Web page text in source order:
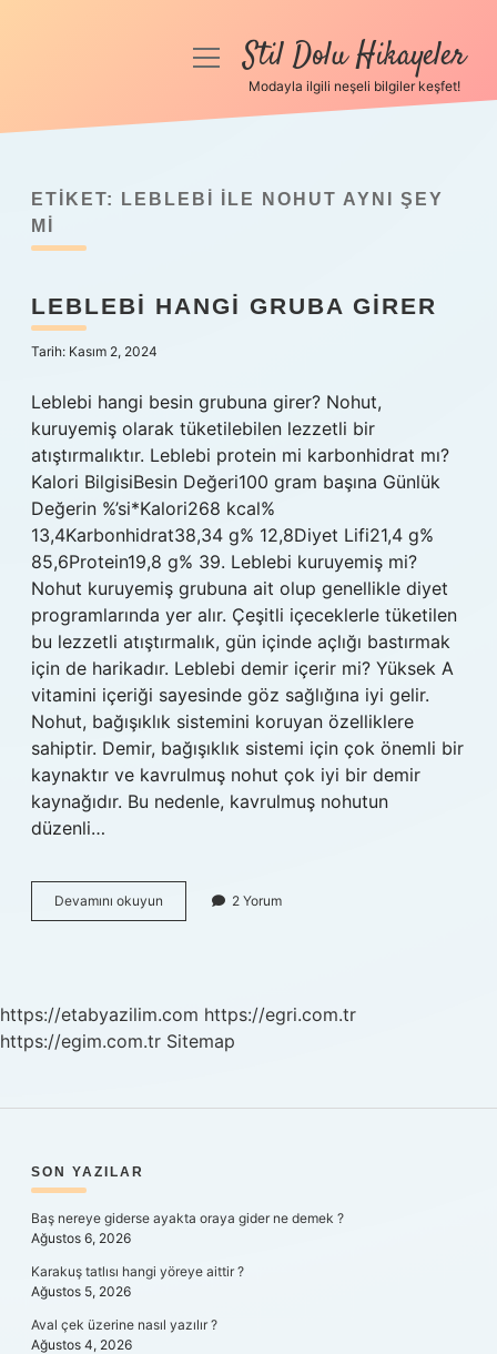
Anasayfa
menüyüStil Dolu Hikayeler
Modayla ilgili neşeli bilgiler keşfet!
ETIKET:
LEBLEBI ILE NOHUT AYNI ŞEY
MI
LEBLEBI HANGI GRUBA GIRER
Tarih: Kasım 2, 2024
Leblebi hangi besin grubuna girer? Nohut,
kuruyemiş olarak tüketilebilen lezzetli bir
atıştırmalıktır. Leblebi protein mi karbonhidrat mı?
Kalori BilgisiBesin Değeri100 gram başına Günlük
Değerin %’si*Kalori268 kcal%
13,4Karbonhidrat38,34 g% 12,8Diyet Lifi21,4 g%
85,6Protein19,8 g% 39. Leblebi kuruyemiş mi?
Nohut kuruyemiş grubuna ait olup genellikle diyet
programlarında yer alır. Çeşitli içeceklerle tüketilen
bu lezzetli atıştırmalık, gün içinde açlığı bastırmak
için de harikadır. Leblebi demir içerir mi? Yüksek A
vitamini içeriği sayesinde göz sağlığına iyi gelir.
Nohut, bağışıklık sistemini koruyan özelliklere
sahiptir. Demir, bağışıklık sistemi için çok önemli bir
kaynaktır ve kavrulmuş nohut çok iyi bir demir
kaynağıdır. Bu nedenle, kavrulmuş nohutun
düzenli…
Devamını okuyun
Hangi
2 Yorum
https://etabyazilim.com https://egri.com.tr
https://egim.com.tr Sitemap
SIDEBAR
SON YAZILAR
Baş nereye giderse ayakta oraya gider ne demek ?
Ağustos 6, 2026
Karakuş tatlısı hangi yöreye aittir ?
Ağustos 5, 2026
Aval çek üzerine nasıl yazılır ?
Ağustos 4, 2026